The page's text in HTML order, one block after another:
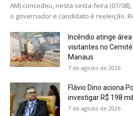
AM) concedeu, nesta sexta-feira (07/
o governador e candidato è reeleição,
Incêndio atinge
visitantes no
Manaus
7 de agosto de 2026
Flávio Dino aciona
investigar R$ 198
7 de agosto de 2026